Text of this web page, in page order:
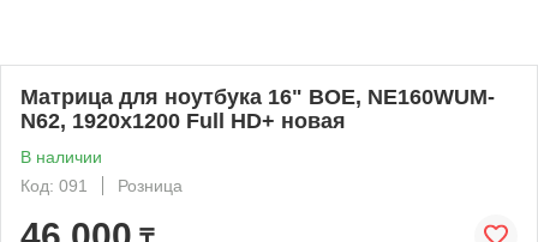
Матрица для ноутбука 16" BOE, NE160WUM-
N62, 1920x1200 Full HD+ новая
В наличии
Код: 091
Розница